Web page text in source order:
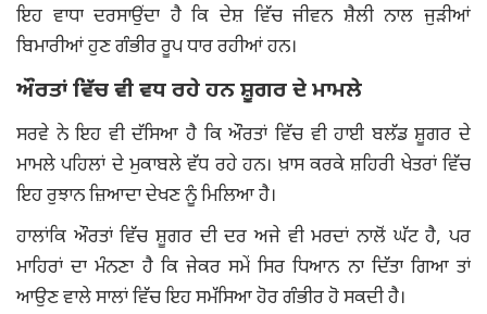
ਇਹ ਵਾਧਾ ਦਰਸਾਉਂਦਾ ਹੈ ਕਿ ਦੇਸ਼ ਵਿੱਚ ਜੀਵਨ ਸ਼ੈਲੀ ਨਾਲ ਜੁੜੀਆਂ
ਬਿਮਾਰੀਆਂ ਹੁਣ ਗੰਭੀਰ ਰੂਪ ਧਾਰ ਰਹੀਆਂ ਹਨ।
ਔਰਤਾਂ ਵਿੱਚ ਵੀ ਵਧ ਰਹੇ ਹਨ ਸ਼ੂਗਰ ਦੇ ਮਾਮਲੇ
ਸਰਵੇ ਨੇ ਇਹ ਵੀ ਦੱਸਿਆ ਹੈ ਕਿ ਔਰਤਾਂ ਵਿੱਚ ਵੀ ਹਾਈ ਬਲੱਡ ਸ਼ੂਗਰ ਦੇ
ਮਾਮਲੇ ਪਹਿਲਾਂ ਦੇ ਮੁਕਾਬਲੇ ਵੱਧ ਰਹੇ ਹਨ। ਖ਼ਾਸ ਕਰਕੇ ਸ਼ਹਿਰੀ ਖੇਤਰਾਂ ਵਿੱਚ
ਇਹ ਰੁਝਾਨ ਜ਼ਿਆਦਾ ਦੇਖਣ ਨੂੰ ਮਿਲਿਆ ਹੈ।
ਹਾਲਾਂਕਿ ਔਰਤਾਂ ਵਿੱਚ ਸ਼ੂਗਰ ਦੀ ਦਰ ਅਜੇ ਵੀ ਮਰਦਾਂ ਨਾਲੋਂ ਘੱਟ ਹੈ, ਪਰ
ਮਾਹਿਰਾਂ ਦਾ ਮੰਨਣਾ ਹੈ ਕਿ ਜੇਕਰ ਸਮੇਂ ਸਿਰ ਧਿਆਨ ਨਾ ਦਿੱਤਾ ਗਿਆ ਤਾਂ
ਆਉਣ ਵਾਲੇ ਸਾਲਾਂ ਵਿੱਚ ਇਹ ਸਮੱਸਿਆ ਹੋਰ ਗੰਭੀਰ ਹੋ ਸਕਦੀ ਹੈ।